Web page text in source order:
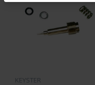
KEYSTER